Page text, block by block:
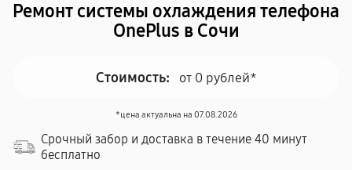
Ремонт системы охлаждения телефона
OnePlus в Сочи
Стоимость: от 0 рублей*
*цена актуальна на 07.08.2026
Срочный забор и доставка в течение 40 минут
бесплатно